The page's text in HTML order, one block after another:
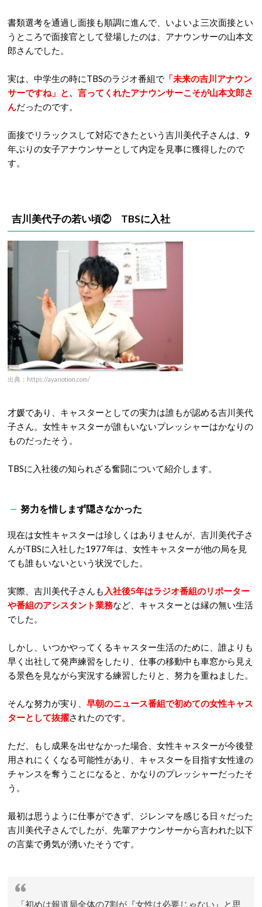
書類選考を通過し面接も順調に進んで、いよいよ三次面接とい
うところで面接官として登場したのは、アナウンサーの山本文
郎さんでした。
実は、中学生の時にTBSのラジオ番組で 「未来の吉川アナウン
サーですね」と、言ってくれたアナウンサーこそが山本文郎さ
んだったのです。
面接でリラックスして対応できたという吉川美代子さんは、9
年ぶりの女子アナウンサーとして内定を見事に獲得したので
す。
吉川美代子の若い頃② TBSに入社
出典：https://ayanotion.com/
才媛であり、キャスターとしての実力は誰もが認める吉川美代
子さん。女性キャスターが誰もいないプレッシャーはかなりの
ものだったそう。
TBSに入社後の知られざる奮闘について紹介します。
努力を惜しまず隠さなかった
現在は女性キャスターは珍しくはありませんが、吉川美代子さ
んがTBSに入社した1977年は、女性キャスターが他の局を見
ても誰もいないという状況でした。
実際、吉川美代子さんも 入社後5年はラジオ番組のリポーター
や番組のアシスタント業務など、キャスターとは縁の無い生活
でした。
しかし、いつかやってくるキャスター生活のために、誰よりも
早く出社して発声練習をしたり、仕事の移動中も車窓から見え
る景色を見ながら実況する練習したりと、努力を重ねました。
そんな努力が実り、 早朝のニュース番組で初めての女性キャス
ターとして抜擢されたのです。
ただ、もし成果を出せなかった場合、女性キャスターが今後登
用されにくくなる可能性があり、キャスターを目指す女性達の
チャンスを奪うことになると、かなりのプレッシャーだったそ
う。
最初は思うように仕事ができず、ジレンマを感じる日々だった
吉川美代子さんでしたが、先輩アナウンサーから言われた以下
の言葉で勇気が湧いたそうです。
「初めは報道局全体の7割が『女性は必要じゃない』と思